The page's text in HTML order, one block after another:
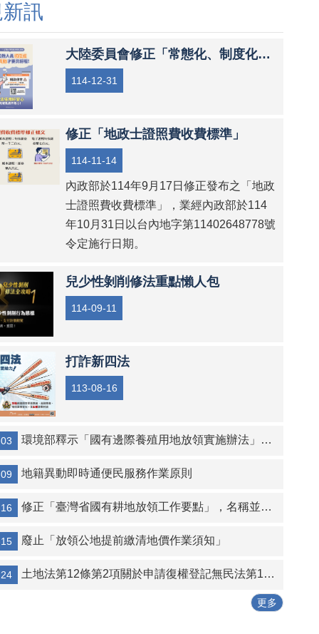
員會提醒您~
政部賦稅署網站「房地合一2.0」專區查詢。
訊
大陸委員會修正「常態化、制度化查核人員範圍表」
114-12-31
修正「地政士證照費收費標準」
114-11-14
內政部於114年9月17日修正發布之「地政
士證照費收費標準」，業經內政部於114
年10月31日以台內地字第11402648778號
令定施行日期。
兒少性剝削修法重點懶人包
114-09-11
打詐新四法
113-08-16
環境部釋示「國有邊際養殖用地放領實施辦法」第3條第4款影響環境保護之認定原則
地籍異動即時通便民服務作業原則
修正「臺灣省國有耕地放領工作要點」，名稱並修正為「國有耕地放領工作要點」
廢止「放領公地提前繳清地價作業須知」
土地法第12條第2項關於申請復權登記無民法第125條消滅時效適用之解釋令
更多